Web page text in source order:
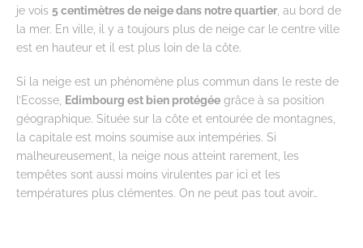
je vois 5 centimètres de neige dans notre quartier , au bord de
la mer. En ville, il y a toujours plus de neige car le centre ville
est en hauteur et il est plus loin de la côte.
Si la neige est un phénomène plus commun dans le reste de
l’Ecosse, Edimbourg est bien protégée grâce à sa position
géographique. Située sur la côte et entourée de montagnes,
la capitale est moins soumise aux intempéries. Si
malheureusement, la neige nous atteint rarement, les
tempêtes sont aussi moins virulentes par ici et les
températures plus clémentes. On ne peut pas tout avoir…